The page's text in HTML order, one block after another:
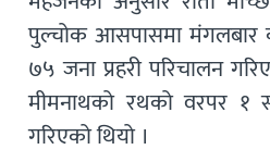
पुल्चोक आसपासमा
७५ जना प्रहरी परिचालन
मीमनाथको रथको वरपर १
गरिएको थियो ।